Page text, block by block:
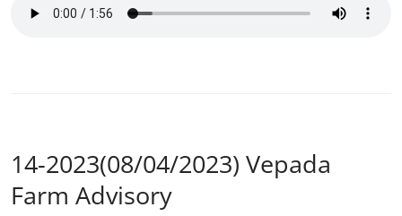
14-2023(08/04/2023) Vepada
Farm Advisory